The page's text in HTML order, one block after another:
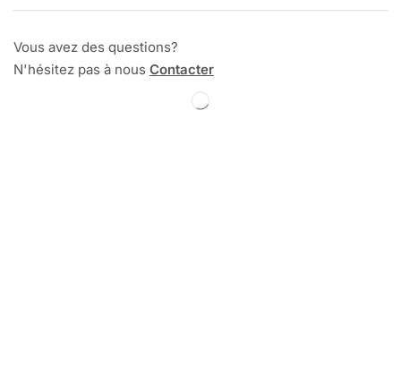
Vous avez des questions?
N'hésitez pas à nous Contacter